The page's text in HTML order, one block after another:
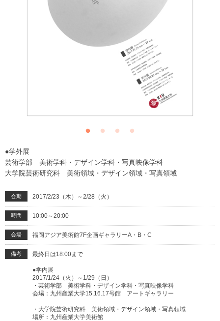
●学外展
芸術学部 美術学科・デザイン学科・写真映像学科
大学院芸術研究科 美術領域・デザイン領域・写真領域
会期 2017/2/23（木）～2/28（火）
時間 10:00～20:00
会場 福岡アジア美術館7F企画ギャラリーA・B・C
備考 最終日は18:00まで
●学内展
2017/1/24（火）～1/29（日）
・芸術学部 美術学科・デザイン学科・写真映像学科
会場：九州産業大学15.16.17号館 アートギャラリー
・大学院芸術研究科 美術領域・デザイン領域・写真領域
場所：九州産業大学美術館